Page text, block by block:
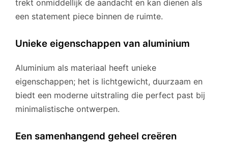
trekt onmiddellijk de aandacht en kan dienen als
een statement piece binnen de ruimte.
Unieke eigenschappen van aluminium
Aluminium als materiaal heeft unieke
eigenschappen; het is lichtgewicht, duurzaam en
biedt een moderne uitstraling die perfect past bij
minimalistische ontwerpen.
Een samenhangend geheel creëren